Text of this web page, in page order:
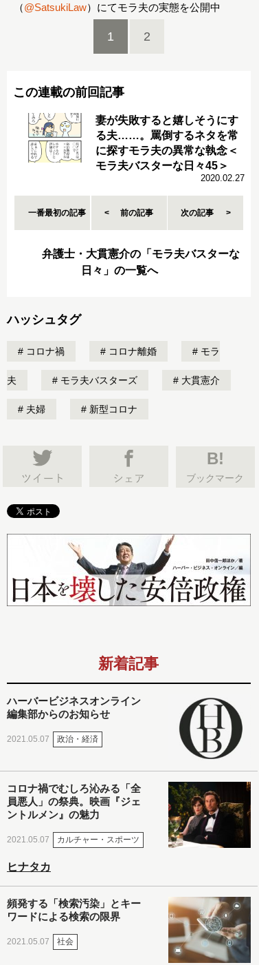
（@SatsukiLaw）にてモラ夫の実態を公開中
1 2
この連載の前回記事
妻が失敗すると嬉しそうにす
る夫……。罵倒するネタを常
に探すモラ夫の異常な執念＜
モラ夫バスターな日々45＞
2020.02.27
一番最初の記事 前の記事 次の記事
弁護士・大貫憲介の「モラ夫バスターな
日々」の一覧へ
ハッシュタグ
コロナ禍 コロナ離婚 モラ
夫 モラ夫バスターズ 大貫憲介
夫婦 新型コロナ
B!
ブックマーク
新着記事
ハーバービジネスオンライン
編集部からのお知らせ
2021.05.07 政治・経済
コロナ禍でむしろ沁みる「全
員悪人」の祭典。映画『ジェ
ントルメン』の魅力
2021.05.07 カルチャー・スポーツ
ヒナタカ
頻発する「検索汚染」とキー
ワードによる検索の限界
2021.05.07 社会